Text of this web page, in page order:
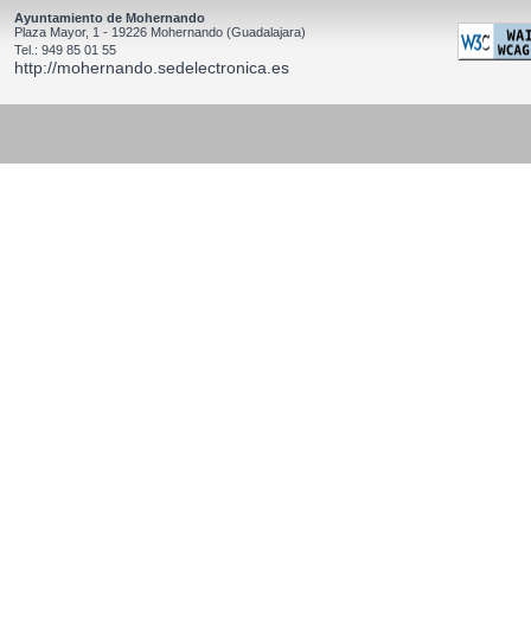
Ayuntamiento de Mohernando
Plaza Mayor, 1 - 19226 Mohernando (Guadalajara)
Tel.: 949 85 01 55
http://mohernando.sedelectronica.es